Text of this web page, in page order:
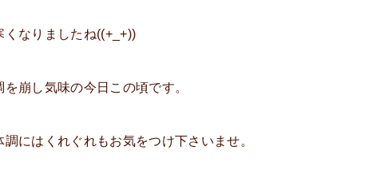
くなりましたね((+_+))
を崩し気味の今日この頃です。
調にはくれぐれもお気をつけ下さいませ。